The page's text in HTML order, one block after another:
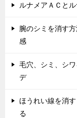
ルナメアＡＣと
腕のシミを消す
感
毛穴、シミ、シ
デ
ほうれい線を消
る